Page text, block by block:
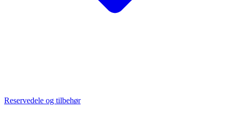
Reservedele og tilbehør